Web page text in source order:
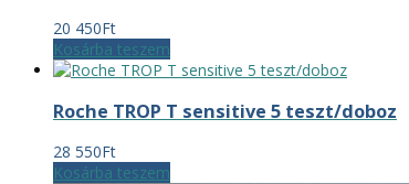
20 450Ft
Kosárba teszem
Roche TROP T sensitive 5 teszt/doboz
28 550Ft
Kosárba teszem